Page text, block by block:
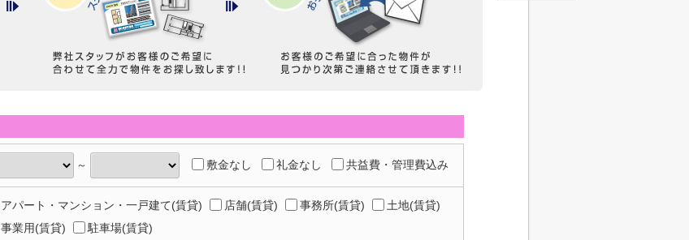
～ 敷金なし 礼金なし 共益費・管理費込み
アパート・マンション・一戸建て(賃貸) 店舗(賃貸) 事務所(賃貸)
土地(賃貸)
事業用(賃貸)
駐車場(賃貸)